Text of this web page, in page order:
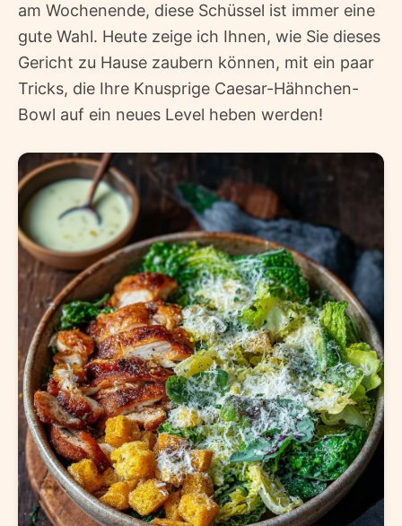
am Wochenende, diese Schüssel ist immer eine
gute Wahl. Heute zeige ich Ihnen, wie Sie dieses
Gericht zu Hause zaubern können, mit ein paar
Tricks, die Ihre Knusprige Caesar-Hähnchen-
Bowl auf ein neues Level heben werden!